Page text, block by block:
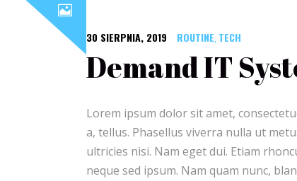
30 SIERPNIA, 2019 ROUTINE, TECH
Demand IT
Lorem ipsum dolor sit amet,
a, tellus. Phasellus viverra nulla ut
ultricies nisi. Nam eget dui. Etiam
neque sed ipsum. Nam quam nunc,